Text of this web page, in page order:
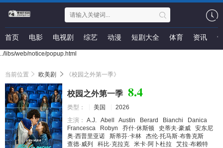
首页 电影 电视剧 综艺 动漫 短剧大全 体育 资讯
../libs/web/notice/popup.html
当前位置 欧美剧 《校园之外第一季》
校园之外第一季 8.4
类型： 美国
2026
主演： A.J. Abell Austin Berard Bianchi
Danica
Francesca
Robyn 乔什·休斯顿 史蒂夫·豪威
安东尼
奥·西普里亚诺
斯蒂芬·卡林
杰伦·托马斯·布鲁克斯
查德·威列
科比·克拉克 米卡·阿卜杜拉
艾拉·布赖特